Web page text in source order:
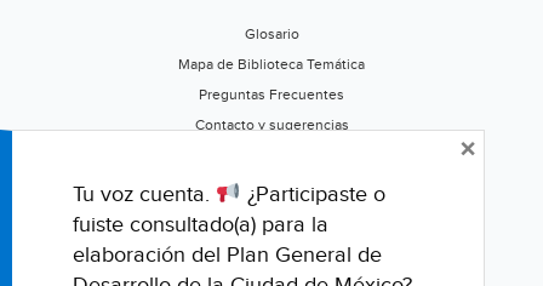
Glosario
Mapa de Biblioteca Temática
Preguntas Frecuentes
Contacto y sugerencias
Califica este portal
Tu voz cuenta.
¿Participaste o
fuiste consultado(a) para la
elaboración del Plan General de
×